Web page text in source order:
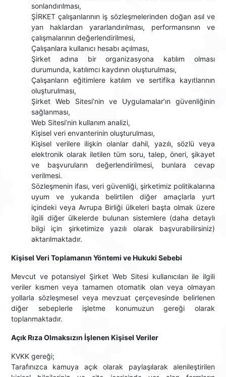
sonlandırılması,
ŞİRKET çalışanlarının iş sözleşmelerinden doğan asıl ve
yan haklardan yararlandırılması, performansının ve
çalışmalarının değerlendirilmesi,
Çalışanlara kullanıcı hesabı açılması,
Şirket adına bir organizasyona katılım olması
durumunda, katılımcı kaydının oluşturulması,
Çalışanların eğitimlere katılım ve sertifika kayıtlarının
oluşturulması,
Şirket Web Sitesi’nin ve Uygulamalar’ın güvenliğinin
sağlanması,
Web Sitesi’nin kullanım analizi,
Kişisel veri envanterinin oluşturulması,
Kişisel verilere ilişkin olanlar dahil, yazılı, sözlü veya
elektronik olarak iletilen tüm soru, talep, öneri, şikayet
ve başvuruların değerlendirilmesi, bunlara cevap
verilmesi.
Sözleşmenin ifası, veri güvenliği, şirketimiz politikalarına
uyum ve yukarıda belirtilen diğer amaçlarla yurt
içindeki veya Avrupa Birliği ülkeleri başta olmak üzere
ilgili diğer ülkelerde bulunan sistemlere (daha detaylı
bilgi için şirketimize yazılı olarak başvurabilirsiniz)
aktarılmaktadır.
Kişisel Veri Toplamanın Yöntemi ve Hukuki Sebebi
Mevcut ve potansiyel Şirket Web Sitesi kullanıcıları ile ilgili
veriler kısmen veya tamamen otomatik olan veya olmayan
yollarla sözleşmesel veya mevzuat çerçevesinde belirlenen
diğer sebeplerle işletme konumuzun gereği olarak
toplanmaktadır.
Açık Rıza Olmaksızın İşlenen Kişisel Veriler
KVKK gereği;
Tarafınızca kamuya açık olarak paylaşılarak alenileştirilen